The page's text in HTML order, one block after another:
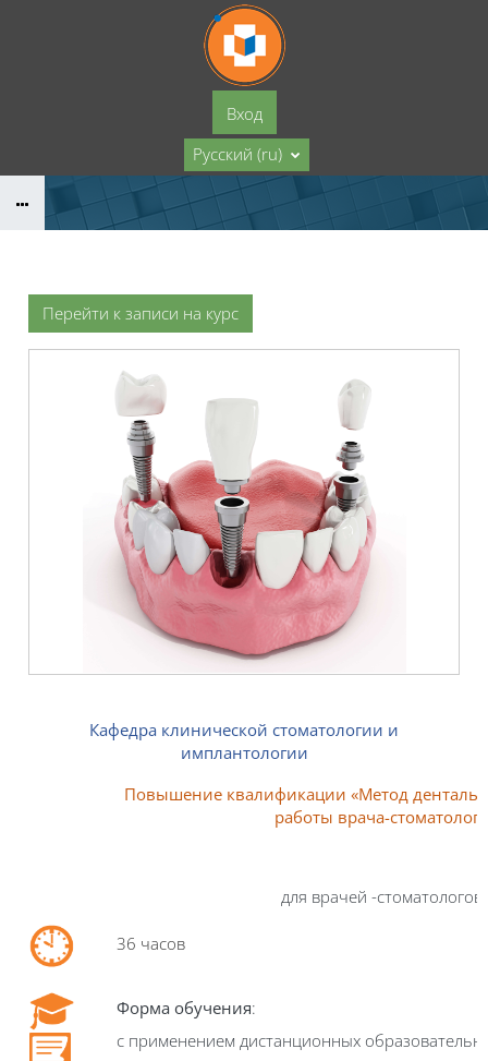
Перейти к основному содержанию
Вход
Русский ‎(ru)‎
Перейти к записи на курс
Кафедра клинической стоматологии и
имплантологии
Повышение квалификации «Метод
работы врача-стоматолога
для врачей -
36 часов
Форма обучения:
с применением дистанционных